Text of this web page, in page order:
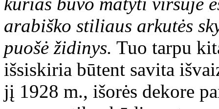
arabiško stiliaus arkutės
puošė židinys. Tuo tarpu
išsiskiria būtent savita
jį 1928 m., išorės dekore